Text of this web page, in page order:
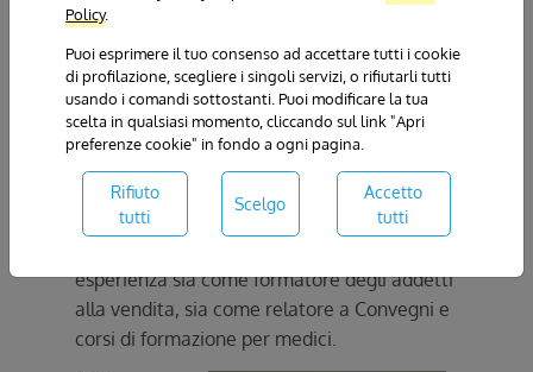
libro che conoscevo “
scelta”, è diventato il mio motto.
Abbandonato il laboratorio ho continuato i
miei studi di medicina quantica e dal 1999 al
Direttore scientifico di 2
aziende(in successione)
produttrici di
strumenti di biorisonanza magnetica,
esperienza sia come formatore degli addetti
alla vendita, sia come relatore a Convegni e
corsi di formazione per medici.
Policy.
Puoi esprimere il tuo consenso ad accettare tutti i cookie
di profilazione, scegliere i singoli servizi, o rifiutarli tutti
usando i comandi sottostanti. Puoi modificare la tua
scelta in qualsiasi momento, cliccando sul link "Apri
preferenze cookie" in fondo a ogni pagina.
Rifiuto
tutti
Scelgo
Accetto
tutti